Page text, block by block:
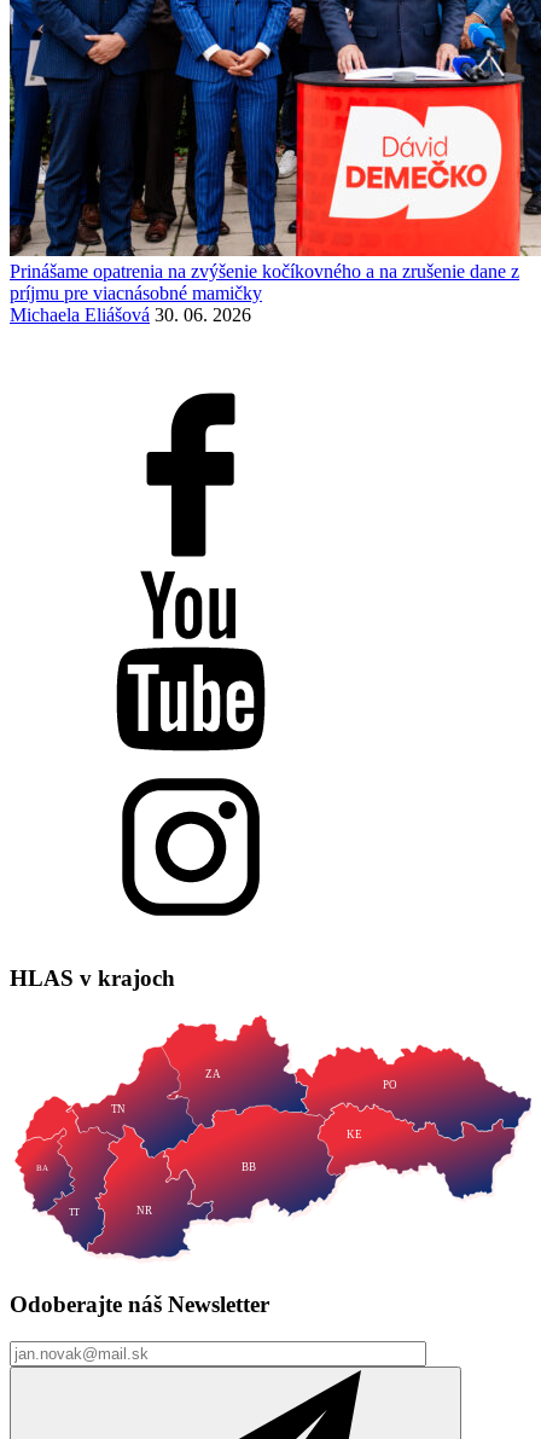
Prinášame opatrenia na zvýšenie kočíkovného a na zrušenie dane z
príjmu pre viacnásobné mamičky
Michaela Eliášová 30. 06. 2026
HLAS v krajoch
TT NR
TN
ZA
BB
PO
KE
BA
Odoberajte náš Newsletter